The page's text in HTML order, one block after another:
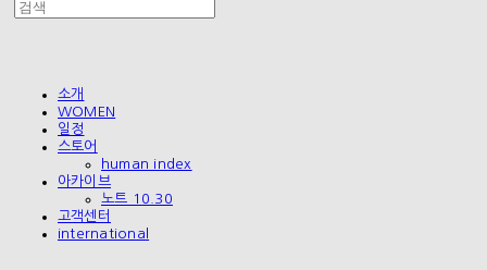
소개
WOMEN
일정
스토어
human index
아카이브
노트 10.30
고객센터
international